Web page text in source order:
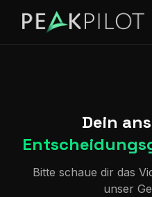
Dein
Bitte schaue dir das
unser